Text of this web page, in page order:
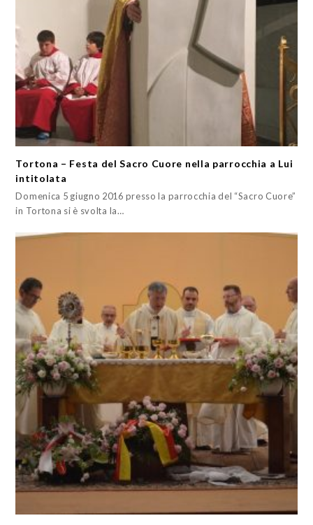
Tortona – Festa del Sacro Cuore nella parrocchia a Lui
intitolata
Domenica 5 giugno 2016 presso la parrocchia del “Sacro Cuore”
in Tortona si è svolta la…